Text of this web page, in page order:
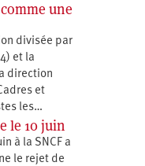
une
divisée par
et la
direction
et
les…
le 10 juin
à la SNCF a
le rejet de